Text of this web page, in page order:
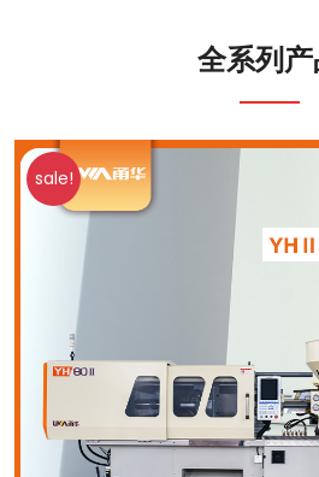
全系列
sale!